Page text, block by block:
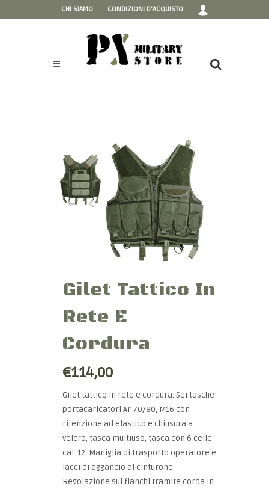
CHI SIAMO CONDIZIONI D'ACQUISTO
Gilet Tattico In
Rete E
Cordura
€114,00
Gilet tattico in rete e cordura. Sei tasche
portacaricatori Ar 70/90, M16 con
ritenzione ad elastico e chiusura a
velcro, tasca multiuso, tasca con 6 celle
cal. 12. Maniglia di trasporto operatore e
lacci di aggancio al cinturone.
Regolazione sui fianchi tramite corda in